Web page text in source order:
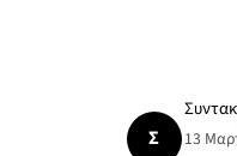
Σ 13